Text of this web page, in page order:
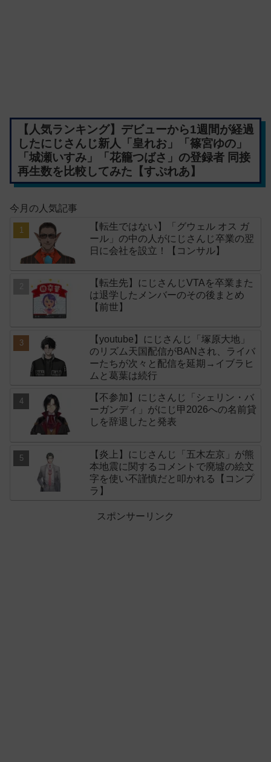
【人気ランキング】デビューから1週間が経過
したにじさんじ新人「皇れお」「篠宮ゆの」
「城瀬いすみ」「花籠つばさ」の登録者 同接
再生数を比較してみた【すぷれあ】
今月の人気記事
【転生ではない】「グウェル オス ガ
ール」の中の人がにじさんじ卒業の翌
日に会社を設立！【コンサル】
【転生先】にじさんじVTAを卒業また
は退学したメンバーのその後まとめ
【前世】
【youtube】にじさんじ「塚原大地」
のリズム天国配信がBANされ、ライバ
ーたちが次々と配信を延期→イブラヒ
ムと葛葉は続行
【不参加】にじさんじ「シェリン・バ
ーガンディ」がにじ甲2026への名前貸
しを辞退したと発表
【炎上】にじさんじ「五木左京」が熊
本地震に関するコメントで廃墟の絵文
字を使い不謹慎だと叩かれる【コンプ
ラ】
スポンサーリンク